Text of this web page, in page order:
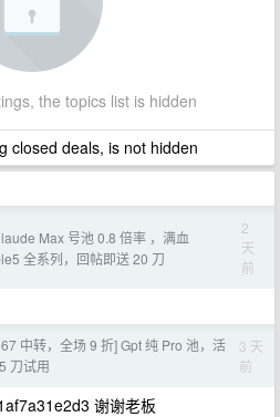
the topics list is hidden
closed deals, is not hidden
Max 号池 0.8 倍率 ，满血
全系列，回帖即送 20 刀
2
天
前
中转，全场 9 折] Gpt 纯 Pro 池，活
刀试用
3 天
前
谢谢老板